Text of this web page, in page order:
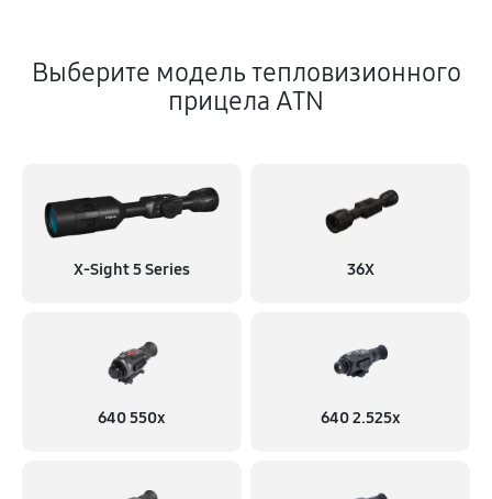
Выберите модель тепловизионного
прицела ATN
X‑Sight 5 Series 36X
640 550x 640 2.525x